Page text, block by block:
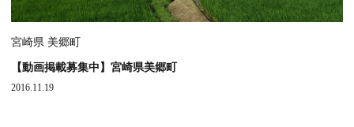
宮崎県 美郷町
【動画掲載募集中】宮崎県美郷町
2016.11.19